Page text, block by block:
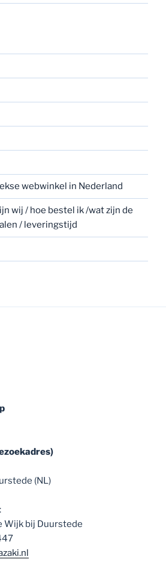
webwinkel in Nederland
wij / hoe bestel ik /wat zijn de
/ leveringstijd
(NL)
Wijk bij Duurstede